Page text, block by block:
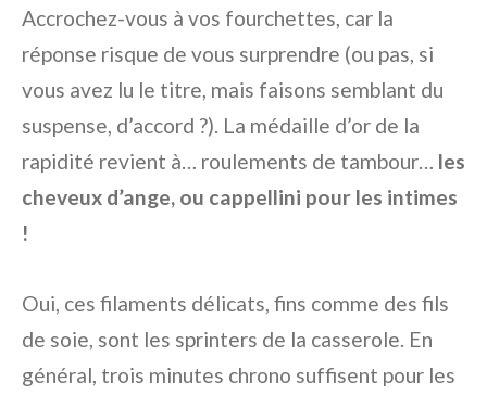
Accrochez-vous à vos fourchettes, car la
réponse risque de vous surprendre (ou pas, si
vous avez lu le titre, mais faisons semblant du
suspense, d’accord ?). La médaille d’or de la
rapidité revient à… roulements de tambour… les
cheveux d’ange, ou cappellini pour les intimes
!
Oui, ces filaments délicats, fins comme des fils
de soie, sont les sprinters de la casserole. En
général, trois minutes chrono suffisent pour les